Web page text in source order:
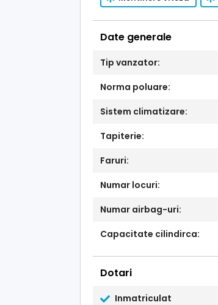
Date generale
Tip vanzator:
Norma poluare:
Sistem climatizare:
Tapiterie:
Faruri:
Numar locuri:
Numar airbag-uri:
Capacitate cilindirca:
Dotari
Inmatriculat